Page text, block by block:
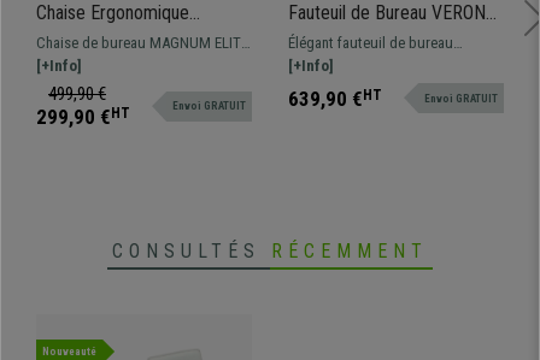
Chaise Ergonomique
MAGNUM ELITE, Appui-tête,
Utilisation 8h, Piétement
Métallique, Support
Lombaire, Gris
Chaise de bureau MAGNUM ELITE
: haute qualité, idéale pour un
usage intensif. Elle combine un
design élégant à des finitions et
[+Info]
499,90 €
299,90 € HT Envoi GRATUIT
Fauteuil de Bureau VERONA,
Design Exclusif, Cuir
Authentique, Marron
Élégant fauteuil de bureau
VERONA, design exclusif, matériel
de fabrication de haute qualité tel
que cuir véritable et aluminium
[+Info]
639,90 €HT Envoi GRATUIT
CONSULTÉS RÉCEMMENT
Nouveauté